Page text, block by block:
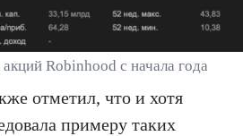
Robinhood с начала года
отметил, что и хотя
примеру таких